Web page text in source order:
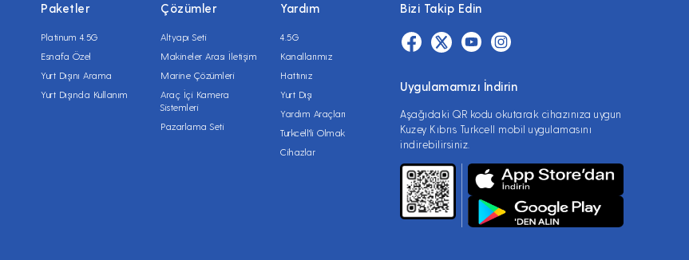
Paketler
Platinum 4.5G
Esnafa Özel
Yurt Dışını Arama
Yurt Dışında Kullanım
Çözümler
Altyapı Seti
Makineler Arası İletişim
Marine Çözümleri
Araç İçi Kamera
Sistemleri
Pazarlama Seti
Yardım
4.5G
Kanallarımız
Hattınız
Yurt Dışı
Yardım Araçları
Turkcell'li Olmak
Cihazlar
Bizi Takip Edin
Uygulamamızı İndirin
Aşağıdaki QR kodu okutarak cihazınıza uygun
Kuzey Kıbrıs Turkcell mobil uygulamasını
indirebilirsiniz.